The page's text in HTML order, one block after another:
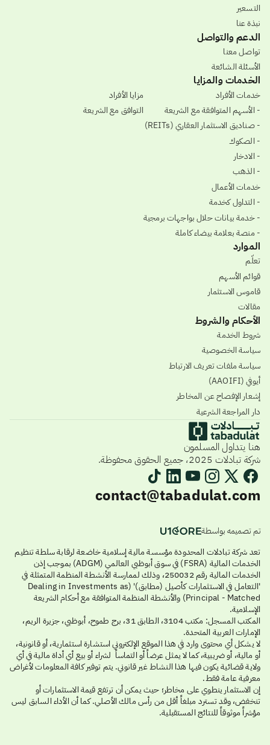
التسعير
نبذة عنا
الدعم والتواصل
تواصل معنا
الأسئلة الشائعة
الخدمات والمزايا
خدمات الأفراد
- الأسهم المتوافقة مع الشريعة
- صناديق الاستثمار العقاري (REITs)
- الصكوك
- الادخار
- الذهب
خدمات الأعمال
- التداول كخدمة
- خدمة بيانات حلال بواجهات برمجية
- منصة بعلامة بيضاء كاملة
مزايا الأفراد
التوافق مع الشريعة
الموارد
تعلّم
قوائم الأسهم
قاموس الاستثمار
مقالات
الأحكام والشروط
شروط الخدمة
سياسة الخصوصية
سياسة ملفات تعريف الارتباط
أيوفي (AAOIFI)
إشعار الإفصاح عن المخاطر
دار المراجعة الشرعية
هنا يتداول المسلمون
شركة تبادلات 2025، جميع الحقوق محفوظة.
contact@tabadulat.com
تم تصميمه بواسطة
تعد شركة تبادلات المحدودة مؤسسة مالية إسلامية خاضعة لرقابة سلطة تنظيم
الخدمات المالية (FSRA) في سوق أبوظبي العالمي (ADGM) بموجب إذن
الخدمات المالية رقم 250032، وذلك لممارسة الأنشطة المنظمة المتمثلة في
'التعامل في الاستثمارات كأصيل (مطابق)' (Dealing in Investments as
Principal - Matched) والأنشطة المنظمة المتوافقة مع أحكام الشريعة
الإسلامية.
المكتب المسجل: مكتب 3104، الطابق 31، برج طموح، أبوظبي، جزيرة الريم،
الإمارات العربية المتحدة.
لا يشكل أي محتوى وارد في هذا الموقع الإلكتروني استشارة استثمارية، أو قانونية،
أو مالية، أو ضريبية، كما لا يمثل عرضاً أو التماساً لشراء أو بيع أي أداة مالية في أي
ولاية قضائية يكون فيها هذا النشاط غير قانوني. يتم توفير كافة المعلومات لأغراض
معرفية عامة فقط.
إن الاستثمار ينطوي على مخاطر؛ حيث يمكن أن ترتفع قيمة الاستثمارات أو
تنخفض، وقد تسترد مبلغاً أقل من رأس مالك الأصلي. كما أن الأداء السابق ليس
مؤشراً موثوقاً للنتائج المستقبلية.